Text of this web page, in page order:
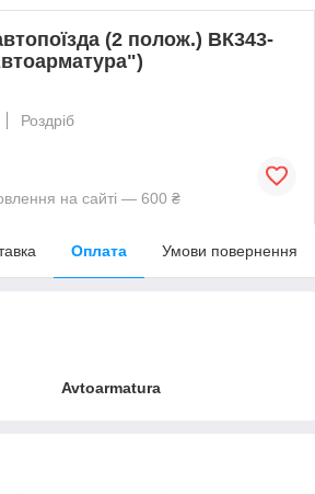
(2 полож.) ВК343-
Роздріб
на сайті — 600 ₴
Оплата Умови повернення
Avtoarmatura